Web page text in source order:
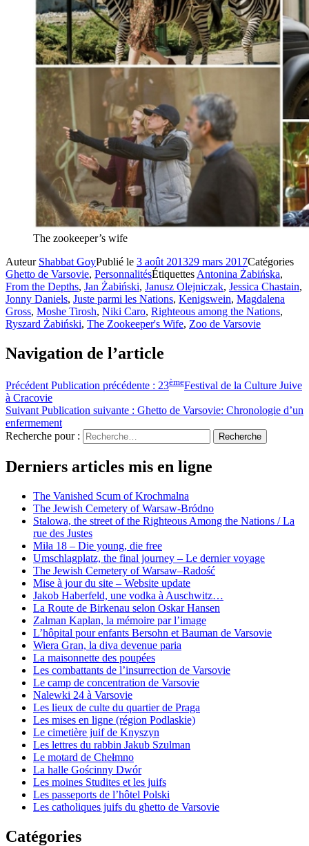
The zookeeper’s wife
Auteur Shabbat GoyPublié le 3 août 201329 mars 2017Catégories
Ghetto de Varsovie, PersonnalitésÉtiquettes Antonina Żabińska,
From the Depths, Jan Żabiński, Janusz Olejniczak, Jessica Chastain,
Jonny Daniels, Juste parmi les Nations, Kenigswein, Magdalena
Gross, Moshe Tirosh, Niki Caro, Righteous among the Nations,
Ryszard Żabiński, The Zookeeper's Wife, Zoo de Varsovie
Navigation de l’article
Précédent Publication précédente : 23èmeFestival de la Culture Juive
à Cracovie
Suivant Publication suivante : Ghetto de Varsovie: Chronologie d’un
enfermement
Recherche pour :
Recherche
Derniers articles mis en ligne
The Vanished Scum of Krochmalna
The Jewish Cemetery of Warsaw-Bródno
Stalowa, the street of the Righteous Among the Nations / La
rue des Justes
Miła 18 – Die young, die free
Umschlagplatz, the final journey – Le dernier voyage
The Jewish Cemetery of Warsaw–Radość
Mise à jour du site – Website update
Jakob Haberfeld, une vodka à Auschwitz…
La Route de Birkenau selon Oskar Hansen
Zalman Kaplan, la mémoire par l’image
L’hôpital pour enfants Bersohn et Bauman de Varsovie
Wiera Gran, la diva devenue paria
La maisonnette des poupées
Les combattants de l’insurrection de Varsovie
Le camp de concentration de Varsovie
Nalewki 24 à Varsovie
Les lieux de culte du quartier de Praga
Les mises en ligne (région Podlaskie)
Le cimetière juif de Knyszyn
Les lettres du rabbin Jakub Szulman
Le motard de Chełmno
La halle Gościnny Dwór
Les moines Studites et les juifs
Les passeports de l’hôtel Polski
Les catholiques juifs du ghetto de Varsovie
Catégories